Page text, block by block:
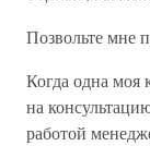
Позвольте мне
Когда одна моя
на
работой